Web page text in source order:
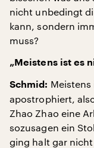
nicht unbedingt
kann, sondern
muss?
„Meistens ist es
Schmid:
apostrophiert,
Zhao Zhao eine
sozusagen ein
ging halt gar